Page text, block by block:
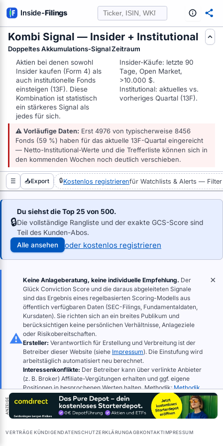
Inside-Filings
AUS SEC-FILINGS AUSWERTEN
Kombi Signal — Insider + Institutional
Doppeltes Akkumulations-Signal
Aktien bei denen sowohl
Insider kaufen (Form 4) als
auch institutionelle Fonds
einsteigen (13F). Diese
Kombination ist statistisch
ein stärkeres Signal als
jedes für sich.
Zeitraum
Insider-Käufe: letzte 90
Tage, Open Market,
>10.000 $.
Institutional: aktuelles vs.
vorheriges Quartal (13F).
⚠ Vorläufige Daten: Erst 4976 von typischerweise 8456
Fonds (59 %) haben für das aktuelle 13F-Quartal eingereicht
— Netto-Institutional-Werte und die Trefferliste können sich in
den kommenden Wochen noch deutlich verschieben.
☰ 📥Export 🔒Kostenlos registrierenfür Watchlists & Alerts —
TAIWAN SEMICONDUCTOR MANUFACTURING CO LTD
SIMON PROPERTY GROUP INC.
SPG
FIRST CITIZENS BANCSHARES INC /DE/
BOSTON SCIENTIFIC CORP
REPUBLIC SERVICES, INC.
RSG
Blackstone Inc.
BX
Installed Building Products, Inc.
IBP
Amrize Ltd
AMRZ
Broadcom Inc.
AVGO
PFIZER INC
PFE
FISERV INC
FISV
Elevance Health, Inc.
ELV
Robinhood Markets, Inc.
HOOD
Liberty Latin America Ltd.
LILA
🔒
Du siehst die Top 25 von 500.
Die vollständige Rangliste und der exakte GCS-Score sind
Teil des Kunden-Abos.
Alle ansehen
oder kostenlos registrieren
×
Keine Anlageberatung, keine individuelle Empfehlung. Der
Glück Conviction Score und die daraus abgeleiteten Signale
sind das Ergebnis eines regelbasierten Scoring-Modells aus
öffentlich verfügbaren Daten (SEC-Filings, Fundamentaldaten,
Kursdaten). Sie richten sich an ein breites Publikum und
berücksichtigen keine persönlichen Verhältnisse, Anlageziele
oder Risikobereitschaften.
Ersteller: Verantwortlich für Erstellung und Verbreitung ist der
Betreiber dieser Website (siehe Impressum). Die Einstufung wird
arbeitstäglich automatisiert neu berechnet.
Interessenkonflikte: Der Betreiber kann über verlinkte Anbieter
(z. B. Broker) Affiliate-Vergütungen erhalten und ggf. eigene
Positionen in besprochenen Werten halten. Methodik:Methodik
und Datenquellen .
ANZEIGE
VERTRÄGE KÜNDIGENDATENSCHUTZERKLÄRUNGAGBKONTAKTIMPRESSUM